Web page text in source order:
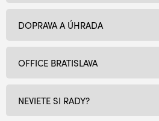
OFFICE BRATISLAVA
NEVIETE SI RADY?
DOPRAVA A ÚHRADA